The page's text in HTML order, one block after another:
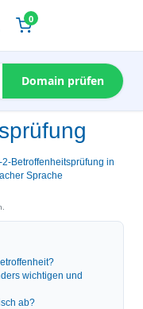
0
Domain prüfen
2-Betroffenheitsprüfung in
Sprache
wichtigen und
ab?